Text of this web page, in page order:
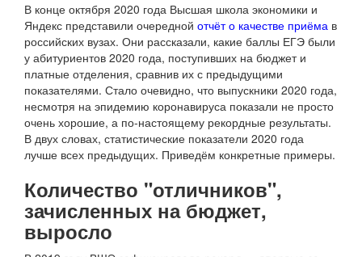
В конце октября 2020 года Высшая школа экономики и
Яндекс представили очередной отчёт о качестве приёма в
российских вузах. Они рассказали, какие баллы ЕГЭ были
у абитуриентов 2020 года, поступивших на бюджет и
платные отделения, сравнив их с предыдущими
показателями. Стало очевидно, что выпускники 2020 года,
несмотря на эпидемию коронавируса показали не просто
очень хорошие, а по-настоящему рекордные результаты.
В двух словах, статистические показатели 2020 года
лучше всех предыдущих. Приведём конкретные примеры.
Количество "отличников",
зачисленных на бюджет,
выросло